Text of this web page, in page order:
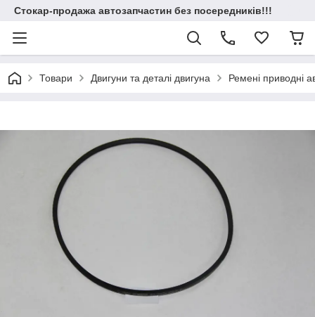
Стокар-продажа автозапчастин без посередників!!!
Товари Двигуни та деталі двигуна Ремені приводні